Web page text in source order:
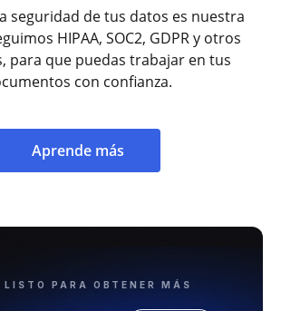
seguridad de tus datos es nuestra
HIPAA, SOC2, GDPR y otros
para que puedas trabajar en tus
con confianza.
Aprende más
LISTO PARA OBTENER MÁS